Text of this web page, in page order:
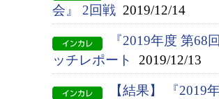
会』 2回戦 2019/12/14
『2019年度 第
ッチレポート
2019/12/13
【結果】 『